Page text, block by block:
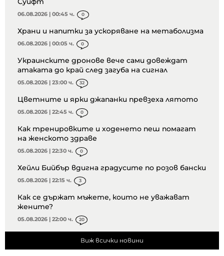
06.08.2026 | 00:45 ч. 0
Храни и напитки за ускоряване на метаболизма
06.08.2026 | 00:05 ч. 0
Украинските дронове вече сами довеждат
атаката до край след загуба на сигнал
05.08.2026 | 23:00 ч. 32
Цветните и ярки джапанки превзеха лятото
05.08.2026 | 22:45 ч. 0
Как тренировките и ходенето пеш помагат
на женското здраве
05.08.2026 | 22:30 ч. 0
Хейли Бийбър вдигна градусите по розов бански
05.08.2026 | 22:15 ч. 3
Как се държат мъжете, които не уважават
жените?
05.08.2026 | 22:00 ч. 20
Виж всички новини